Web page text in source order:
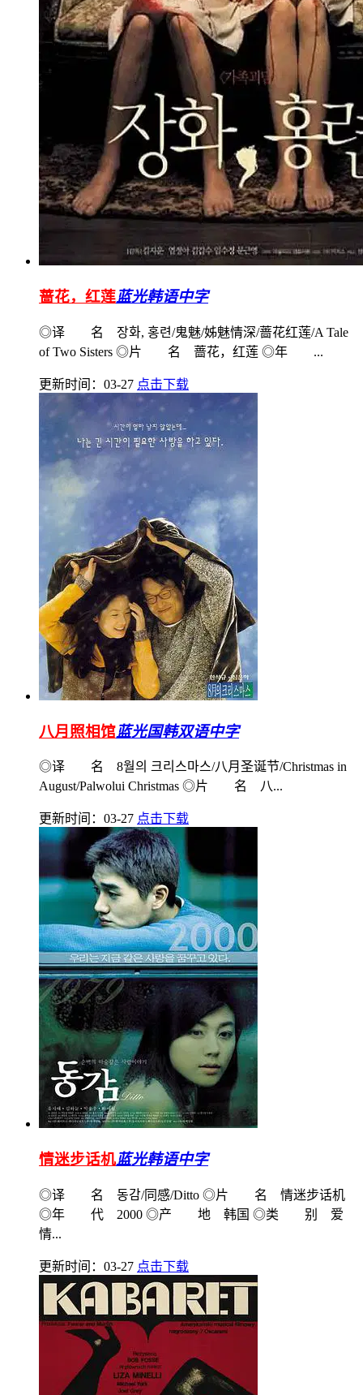
蔷花，红莲蓝光韩语中字
◎译 名 장화, 홍련/鬼魅/姊魅情深/蔷花红莲/A Tale
of Two Sisters ◎片 名 蔷花，红莲 ◎年 ...
更新时间：03-27 点击下载
八月照相馆蓝光国韩双语中字
◎译 名 8월의 크리스마스/八月圣诞节/Christmas in
August/Palwolui Christmas ◎片 名 八...
更新时间：03-27 点击下载
情迷步话机蓝光韩语中字
◎译 名 동감/同感/Ditto ◎片 名 情迷步话机
◎年 代 2000 ◎产 地 韩国 ◎类 别 爱
情...
更新时间：03-27 点击下载